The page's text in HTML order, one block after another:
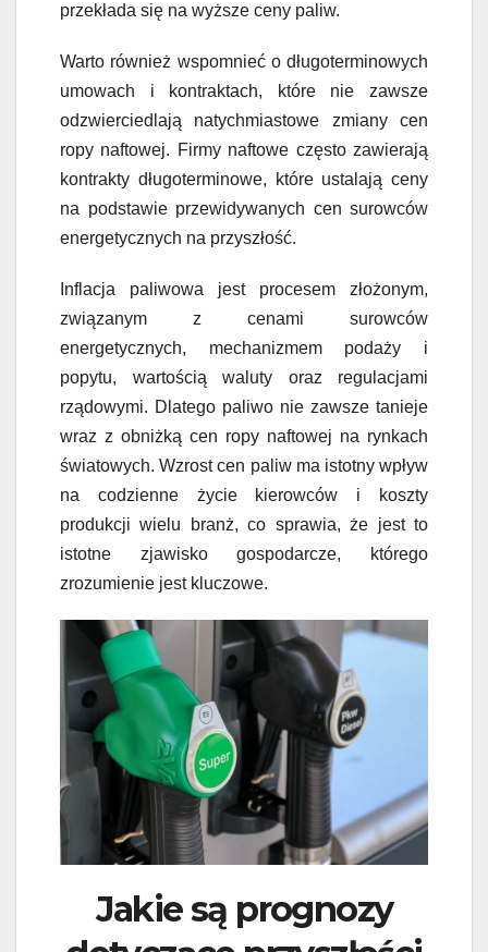
przekłada się na wyższe ceny paliw.
Warto również wspomnieć o długoterminowych
umowach i kontraktach, które nie zawsze
odzwierciedlają natychmiastowe zmiany cen
ropy naftowej. Firmy naftowe często zawierają
kontrakty długoterminowe, które ustalają ceny
na podstawie przewidywanych cen surowców
energetycznych na przyszłość.
Inflacja paliwowa jest procesem złożonym,
związanym z cenami surowców
energetycznych, mechanizmem podaży i
popytu, wartością waluty oraz regulacjami
rządowymi. Dlatego paliwo nie zawsze tanieje
wraz z obniżką cen ropy naftowej na rynkach
światowych. Wzrost cen paliw ma istotny wpływ
na codzienne życie kierowców i koszty
produkcji wielu branż, co sprawia, że jest to
istotne zjawisko gospodarcze, którego
zrozumienie jest kluczowe.
Jakie są prognozy